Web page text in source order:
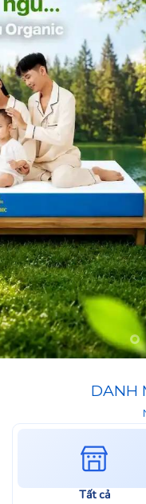
DANH
Tất cả